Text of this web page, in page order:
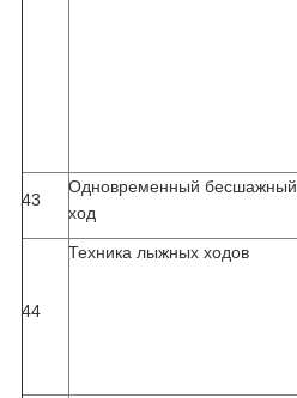
43
Одновременный бесшажный
ход
44
Техника лыжных ходов